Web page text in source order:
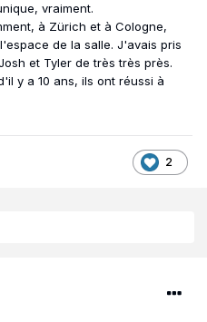
vraiment.
à Zürich et à Cologne,
de la salle. J'avais pris
et Tyler de très très près.
y a 10 ans, ils ont réussi à
2